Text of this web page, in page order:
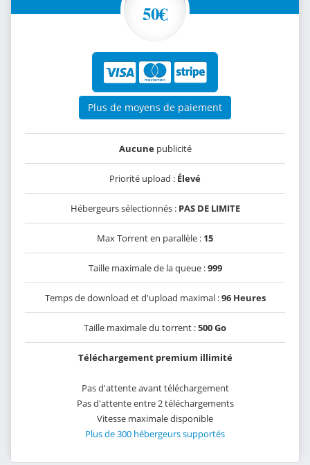
50€
Plus de moyens de paiement
Aucunepublicité
Priorité upload : Élevé
Hébergeurs sélectionnés : PAS DE LIMITE
Max Torrent en parallèle : 15
Taille maximale de la queue :999
Temps de download et d'upload maximal :96 Heures
Taille maximale du torrent :500 Go
Téléchargement premium illimité
Pas d'attente avant téléchargement
Pas d'attente entre 2 téléchargements
Vitesse maximale disponible
Plus de 300 hébergeurs supportés